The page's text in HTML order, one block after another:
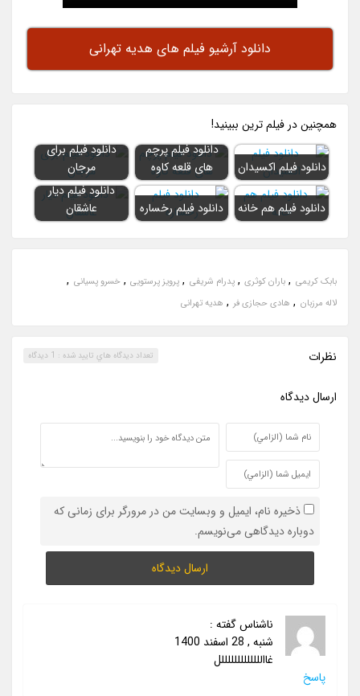
دانلود آرشیو فیلم های هدیه تهرانی
همچنين در فيلم ترين ببينيد!
دانلود فیلم اکسیدان
دانلود فیلم پرچم
های قلعه کاوه
دانلود فیلم برای
مرجان
دانلود فیلم هم خانه دانلود فیلم رخساره
دانلود فیلم دیار
عاشقان
بابک کریمی , باران کوثری ,پدرام شریفی , پرویز پرستویی ,خسرو پسیانی ,
لاله مرزبان , هادی حجازی فر , هدیه تهرانی
نظرات تعداد ديدگاه هاي تاييد شده : 1 دیدگاه
ارسال ديدگاه
ذخیره نام، ایمیل و وبسایت من در مرورگر برای زمانی که
دوباره دیدگاهی می‌نویسم.
ناشناسگفته :
شنبه , 28 اسفند 1400
غاالللللللللللللل
پاسخ